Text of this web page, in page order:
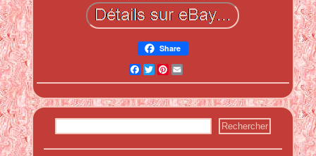
Share
Facebook
Twitter
Pinterest
Email